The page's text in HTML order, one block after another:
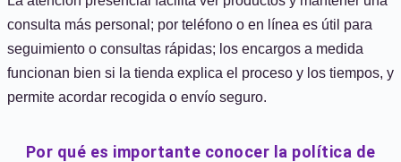
consulta más personal; por teléfono o en línea es útil para
seguimiento o consultas rápidas; los encargos a medida
funcionan bien si la tienda explica el proceso y los tiempos, y
permite acordar recogida o envío seguro.
Por qué es importante conocer la política de